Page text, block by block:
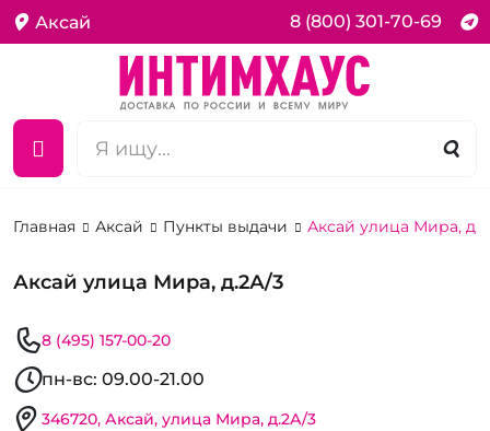
Аксай 8 (800) 301-70-69
Главная Аксай Пункты выдачи Аксай улица Мира,
Аксай улица Мира, д.2А/3
8 (495) 157-00-20
пн-вс: 09.00-21.00
346720, Аксай, улица Мира, д.2А/3